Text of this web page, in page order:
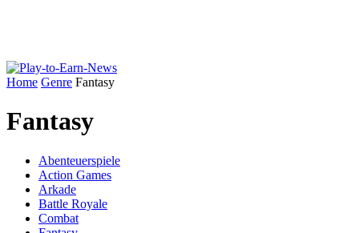
Home Genre Fantasy
Fantasy
Abenteuerspiele
Action Games
Arkade
Battle Royale
Combat